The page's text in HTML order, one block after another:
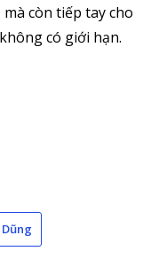
còn tiếp tay cho
có giới hạn.